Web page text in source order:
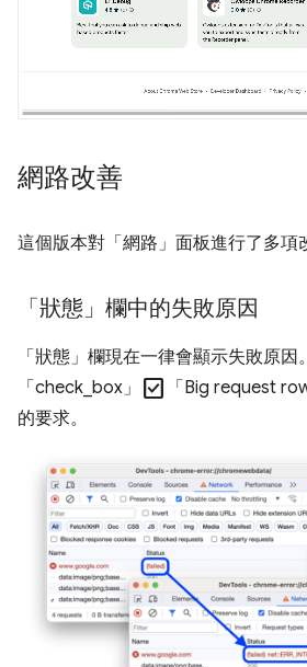
網路改善
這個版本對「網路」 面板進行了多項
「狀態」欄中的失敗原因
「狀態」 欄現在一律會顯示失敗原因
「check_box」 check_box 「Big request
的要求。